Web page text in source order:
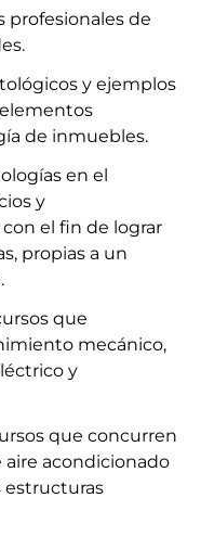
profesionales de
y ejemplos
de inmuebles.
en el
y
el fin de lograr
propias a un
que
mecánico,
y
que concurren
acondicionado
estructuras